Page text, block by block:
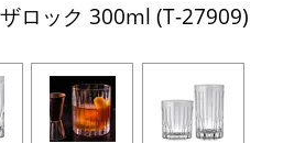
ロック 300ml (T-27909)